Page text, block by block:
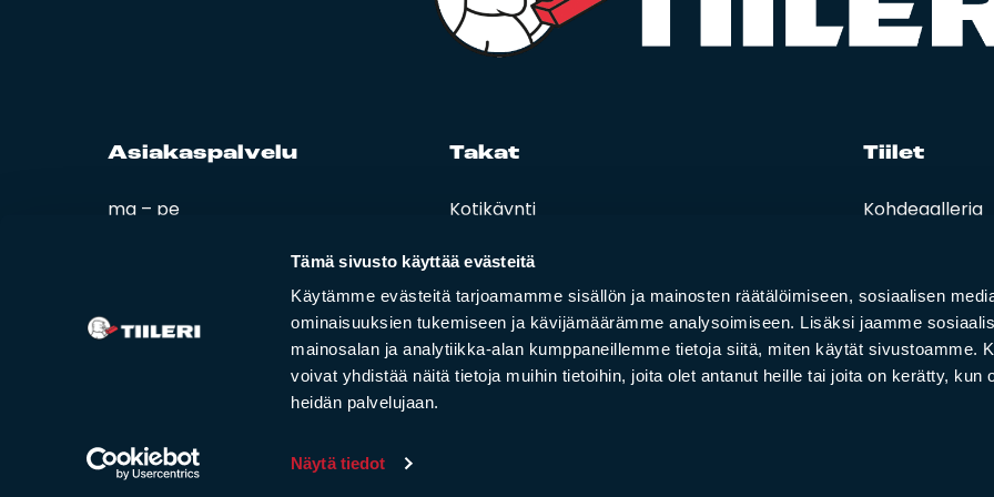
Tämä sivusto käyttää evästeitä
Käytämme evästeitä tarjoamamme sisällön ja mainosten räätälöimiseen, sosiaalisen
ominaisuuksien tukemiseen ja kävijämäärämme analysoimiseen. Lisäksi jaamme
mainosalan ja analytiikka-alan kumppaneillemme tietoja siitä, miten käytät sivustoamme.
voivat yhdistää näitä tietoja muihin tietoihin, joita olet antanut heille tai joita on kerätty, kun
heidän palvelujaan.
Näytä tiedot
Asia­kas­pal­ve­lu
ma – pe
Ta­kat
Kotikäynti
Ohjeet ja oppaat
Tiileri lasku
Tii­let
Kohdegalleria